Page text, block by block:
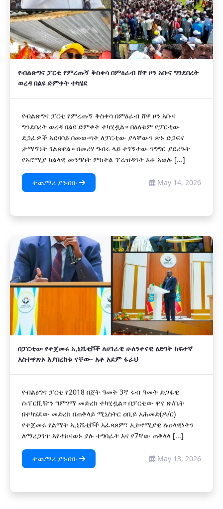
የብልጽግና ፓርቲ የምረጡኝ ቅስቀሳ በምዕራብ ሸዋ ዞን አቡና ግንደበረት
ወረዳ በልዩ ድምቀት ተካሄደ
የብልጽግና ፓርቲ የምረጡኝ ቅስቀሳ በምዕራብ ሸዋ ዞን አቡና
ግንደበረት ወረዳ በልዩ ድምቀት ተካሂዷል። በዕለቱም የፓርቲው
ደጋፊዎች አደባባይ በመውጣት ለፓርቲው ያላቸውን ጽኑ ድጋፍና
ታማኝነት ገልጸዋል። በመረሃ ግብሩ ላይ ተገኝተው ንግግር ያደረጉት
የኦሮሚያ ክልላዊ መንግስት ምክትል ፕሬዝዳንት አቶ አወሉ [...]
ተጨማሪ ያንብቡ May 14, 2026
በፓርቲው የተጀመሩ ኢኒሼቲቮች ለሀገራዊ ሁለንተናዊ ዕድገት ከፍተኛ
አስተዋጽኦ እያበረከቱ ናቸው- አቶ አደም ፋራህ
የብልፅግና ፓርቲ የ2018 በጀት ዓመት 3ኛ ሩብ ዓመት ድጋፋዊ
ሱፐርቪዥን ግምገማ መድረክ ተካሂዷል። በፓርቲው ዋና ጽ/ቤት
በተካሄደው መድረክ በጠቅላይ ሚኒስትር ዐቢይ አሕመድ(ዶ/ር)
የተጀመሩ የልማት ኢኒሼቲቮች አፈጻጸም፣ ኢኮኖሚያዊ ሉዐላዊነትን
ለማረጋገጥ እየተከናወኑ ያሉ ተግባራት እና የ7ኛው ጠቅላላ [...]
ተጨማሪ ያንብቡ May 13, 2026